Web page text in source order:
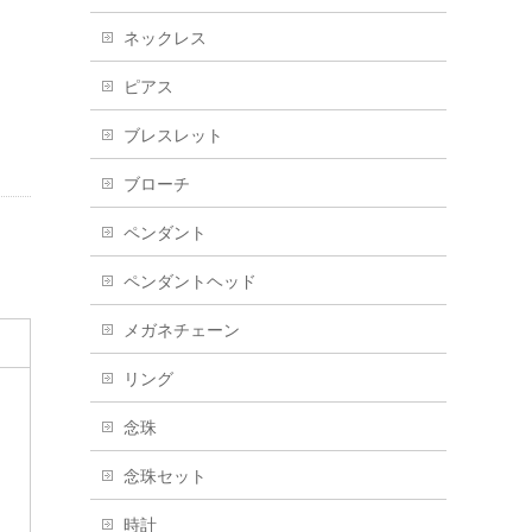
ネックレス
ピアス
ブレスレット
ブローチ
ペンダント
ペンダントヘッド
メガネチェーン
リング
念珠
念珠セット
時計